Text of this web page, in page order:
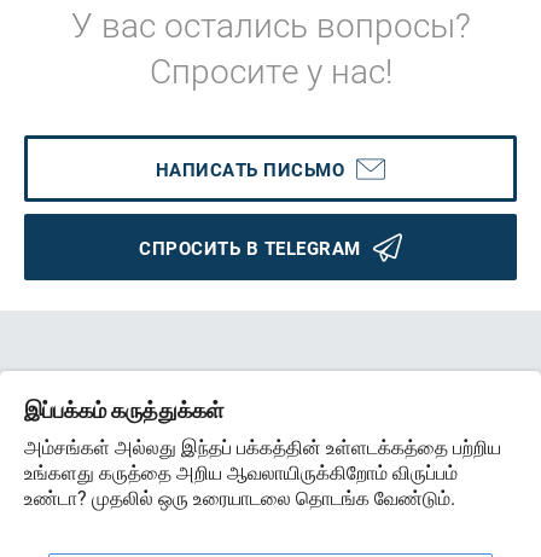
У вас остались вопросы?
Спросите у нас!
НАПИСАТЬ ПИСЬМО
СПРОСИТЬ В TELEGRAM
இப்பக்கம் கருத்துக்கள்
அம்சங்கள் அல்லது இந்தப் பக்கத்தின் உள்ளடக்கத்தை பற்றிய
உங்களது கருத்தை அறிய ஆவலாயிருக்கிறோம் விருப்பம்
உண்டா? முதலில் ஒரு உரையாடலை தொடங்க வேண்டும்.